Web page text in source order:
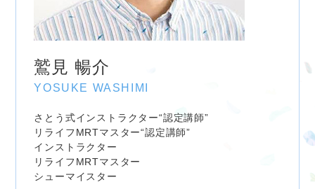
鷲見 暢介
YOSUKE WASHIMI
さとう式インストラクター“認定講師”
リライフMRTマスター“認定講師”
インストラクター
リライフMRTマスター
シューマイスター